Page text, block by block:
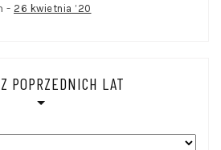
- 26 kwietnia ’20
POPRZEDNICH LAT